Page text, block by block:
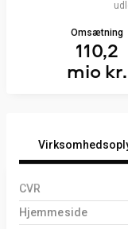
Omsætning
110,2
mio kr.
CVR
Hjemmeside